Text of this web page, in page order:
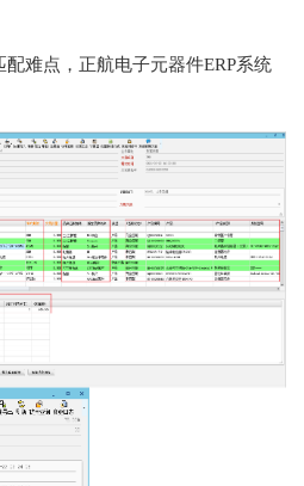
配难点，正航电子元器件ERP系统